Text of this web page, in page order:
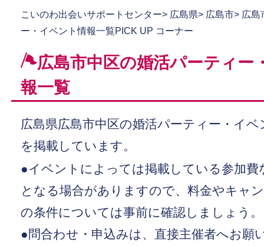
こいのわ出会いサポートセンター> 広島県> 広島市> 広島
ー・イベント情報一覧PICK UP コーナー
広島市中区の婚活パーティー
報一覧
広島県広島市中区の婚活パーティー・イ
を掲載しています。
●イベントによっては掲載している参加費
となる場合がありますので、料金やキャ
の条件については事前に確認しましょう。
●問合わせ・申込みは、直接主催者へお願